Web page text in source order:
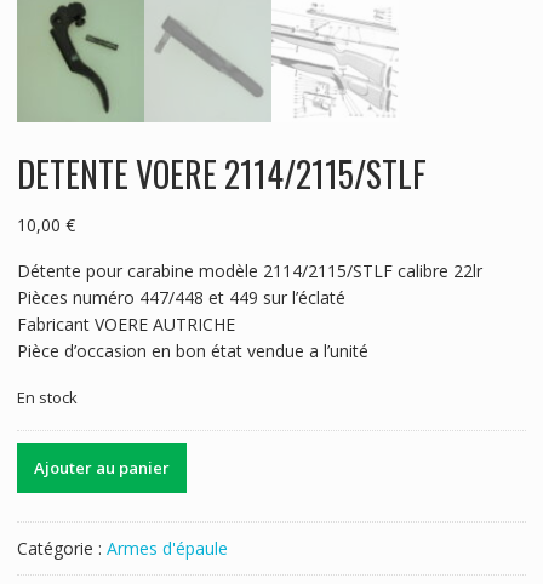
DETENTE VOERE 2114/2115/STLF
10,00 €
Détente pour carabine modèle 2114/2115/STLF calibre 22lr
Pièces numéro 447/448 et 449 sur l’éclaté
Fabricant VOERE AUTRICHE
Pièce d’occasion en bon état vendue a l’unité
En stock
de
2114/2115/STLF
Ajouter au panier
Catégorie : Armes d'épaule